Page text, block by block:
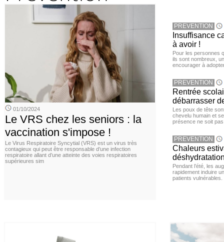
01/10/2024
Le VRS chez les seniors : la
vaccination s'impose !
Le Virus Respiratoire Syncytial (VRS) est un virus très
contagieux qui peut être responsable d’une infection
respiratoire allant d’une atteinte des voies respiratoires
supérieures sim
PREVENTION
Insuffisance
à avoir !
Pour les personnes
ils sont nombreux,
encourager à
PREVENTION
Rentrée
débarrasser
Les poux de tête
chevelu humain et
présence ne soit
PREVENTION
Chaleurs
Pendant l’été, les
rapidement induire
patients